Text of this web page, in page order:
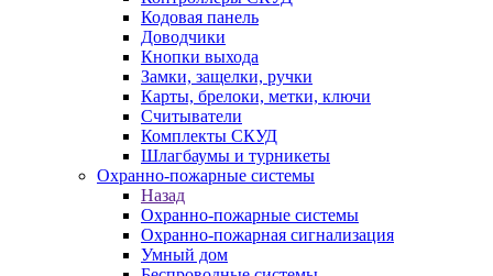
Кодовая панель
Доводчики
Кнопки выхода
Замки, защелки, ручки
Карты, брелоки, метки, ключи
Считыватели
Комплекты СКУД
Шлагбаумы и турникеты
Охранно-пожарные системы
Назад
Охранно-пожарные системы
Охранно-пожарная сигнализация
Умный дом